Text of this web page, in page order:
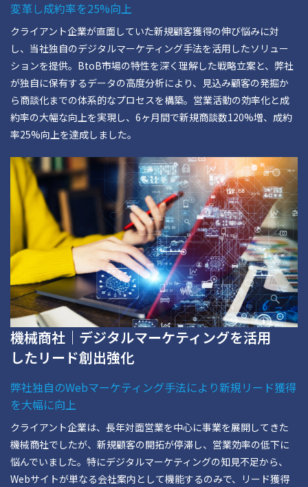
変革し成約率を25%向上
クライアント企業が直面していた新規顧客獲得の伸び悩みに対
し、当社独自のデジタルマーケティング手法を活用したソリュー
ションを提供。BtoB市場の特性を深く理解した戦略立案と、弊社
が独自に保有するデータの高度分析により、見込み顧客の発掘か
ら商談化までの体系的なプロセスを構築。営業活動の効率化と成
約率の大幅な向上を実現し、6ヶ月間で新規商談数120%増、成約
率25%向上を達成しました。
機械商社｜デジタルマーケティングを活用
したリード創出強化
弊社独自のWebマーケティング手法により新規リード獲得
を大幅に向上
クライアント企業は、長年対面営業を中心に事業を展開してきた
機械商社でしたが、新規顧客の開拓が停滞し、営業効率の低下に
悩んでいました。特にデジタルマーケティングの知見不足から、
Webサイトが単なる会社案内として機能するのみで、リード獲得